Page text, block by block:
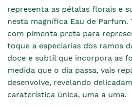
representa as pétalas florais e
nesta magnífica Eau de
com pimenta preta para
toque a especiarias dos ramos
doce e subtil que incorpora as
medida que o dia passa, vais
desenvolve, revelando
caraterística única, uma a uma.